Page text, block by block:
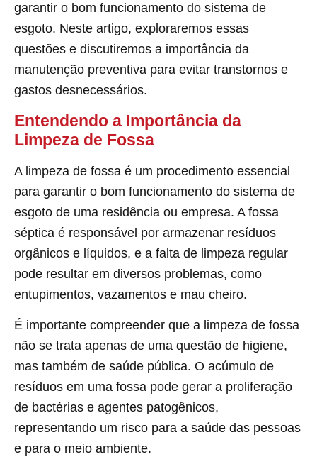
garantir o bom funcionamento do sistema de
esgoto. Neste artigo, exploraremos essas
questões e discutiremos a importância da
manutenção preventiva para evitar transtornos e
gastos desnecessários.
Entendendo a Importância da
Limpeza de Fossa
A limpeza de fossa é um procedimento essencial
para garantir o bom funcionamento do sistema de
esgoto de uma residência ou empresa. A fossa
séptica é responsável por armazenar resíduos
orgânicos e líquidos, e a falta de limpeza regular
pode resultar em diversos problemas, como
entupimentos, vazamentos e mau cheiro.
É importante compreender que a limpeza de fossa
não se trata apenas de uma questão de higiene,
mas também de saúde pública. O acúmulo de
resíduos em uma fossa pode gerar a proliferação
de bactérias e agentes patogênicos,
representando um risco para a saúde das pessoas
e para o meio ambiente.